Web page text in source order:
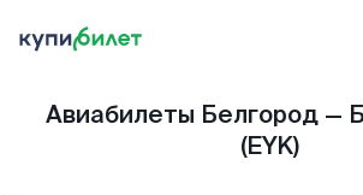
Авиабилеты Белгород —
(EYK)